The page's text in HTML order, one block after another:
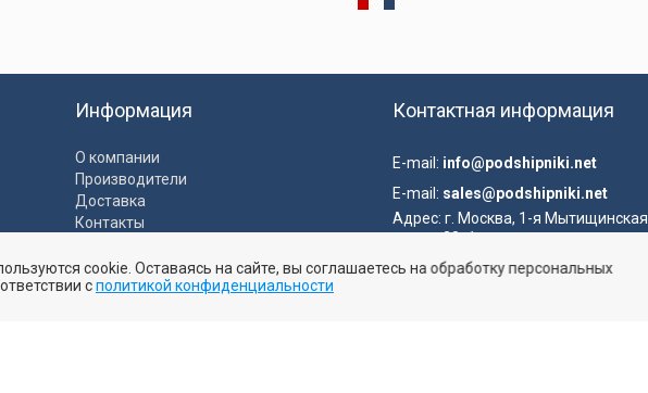
Информация
О компании
Производители
Доставка
Контакты
Пользовательское соглашение
Контактная информация
E-mail: info@podshipniki.net
E-mail: sales@podshipniki.net
Адрес: г. Москва, 1-я Мытищинская
улица, 28с1
cookie. Оставаясь на сайте, вы соглашаетесь на обработку персональных
сполитикой конфиденциальности